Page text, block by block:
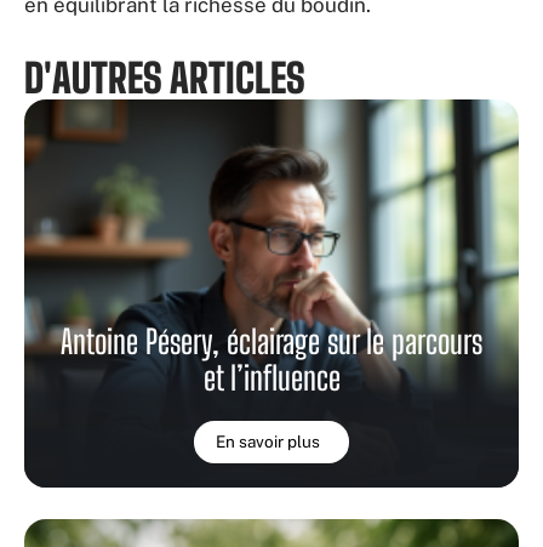
en équilibrant la richesse du boudin.
D'AUTRES ARTICLES
Antoine Pésery, éclairage sur le parcours
et l’influence
En savoir plus